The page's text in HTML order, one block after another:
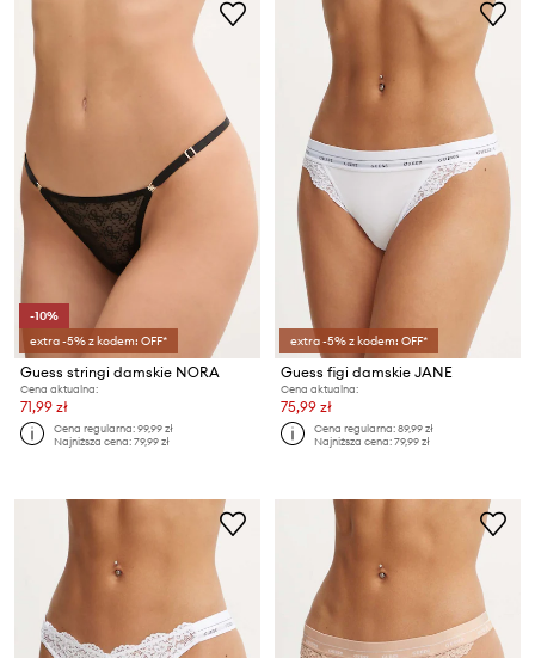
-10%
extra -5% z kodem: OFF*
Guess stringi damskie NORA
Cena aktualna:
71,99 zł
Cena regularna:99,99 zł
Najniższa cena:79,99 zł
extra -5% z kodem: OFF*
Guess figi damskie JANE
Cena aktualna:
75,99 zł
Cena regularna:89,99 zł
Najniższa cena:79,99 zł